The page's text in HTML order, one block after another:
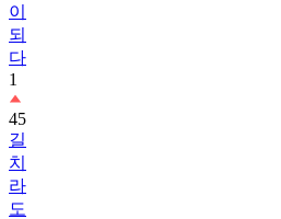
이
되
다
1
45
길
치
라
도